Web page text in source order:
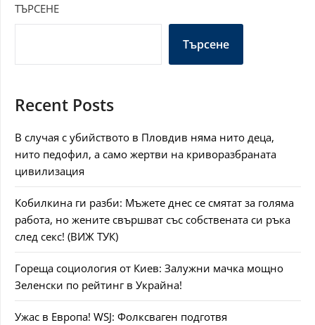
ТЪРСЕНЕ
Търсене
Recent Posts
В случая с убийството в Пловдив няма нито деца,
нито педофил, а само жертви на криворазбраната
цивилизация
Кобилкина ги разби: Мъжете днес се смятат за голяма
работа, но жените свършват със собствената си ръка
след секс! (ВИЖ ТУК)
Гореща социология от Киев: Залужни мачка мощно
Зеленски по рейтинг в Украйна!
Ужас в Европа! WSJ: Фолксваген подготвя